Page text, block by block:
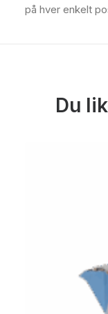
på hver enkelt
Du